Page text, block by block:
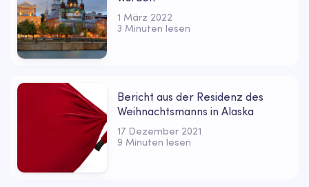
1 März 2022
3 Minuten lesen
Bericht aus der Residenz des
Weihnachtsmanns in Alaska
17 Dezember 2021
9 Minuten lesen